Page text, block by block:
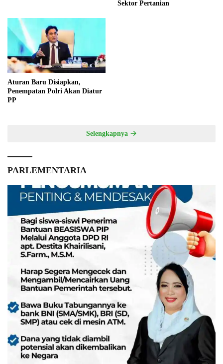
Sektor Pertanian
Aturan Baru Disiapkan,
Penempatan Polri Akan Diatur
PP
Selengkapnya
PARLEMENTARIA